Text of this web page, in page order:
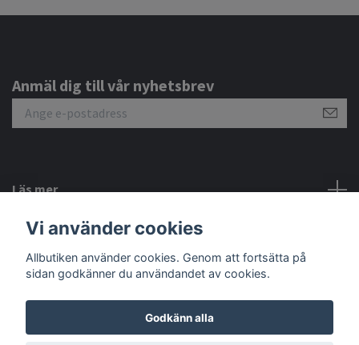
Anmäl dig till vår nyhetsbrev
Läs mer
Sociala medier
Vi använder cookies
Allbutiken använder cookies. Genom att fortsätta på
sidan godkänner du användandet av cookies.
Godkänn alla